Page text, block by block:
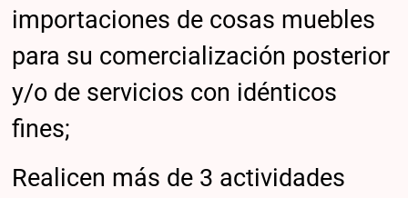
importaciones de cosas muebles
para su comercialización posterior
y/o de servicios con idénticos
fines;
Realicen más de 3 actividades